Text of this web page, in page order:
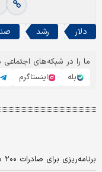
دلار رشد
ما را در شبکه‌های اجتماعی
بله
اینستاگرم
برنامه‌ریزی برای صادرات ۲۰۰ میلیون دلاری لوازم خانگی در سال ۱۴۰۰